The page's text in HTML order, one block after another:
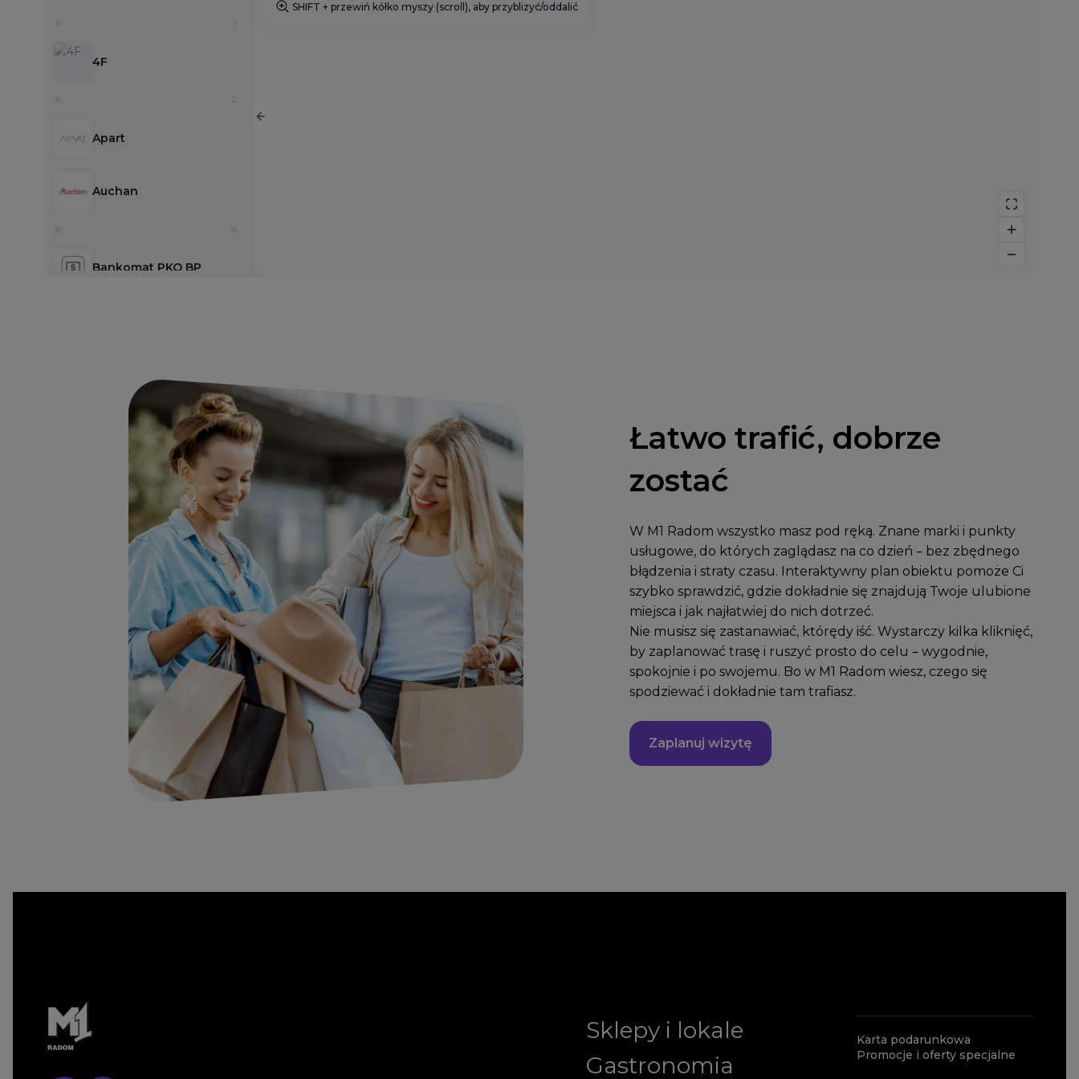
Łatwo trafić, dobrze
zostać
W M1 Radom wszystko masz pod ręką. Znane marki i punkty
usługowe, do których zaglądasz na co dzień – bez zbędnego
błądzenia i straty czasu. Interaktywny plan obiektu pomoże Ci
szybko sprawdzić, gdzie dokładnie się znajdują Twoje ulubione
miejsca i jak najłatwiej do nich dotrzeć.
Nie musisz się zastanawiać, którędy iść. Wystarczy kilka kliknięć,
by zaplanować trasę i ruszyć prosto do celu – wygodnie,
spokojnie i po swojemu. Bo w M1 Radom wiesz, czego się
spodziewać i dokładnie tam trafiasz.
Zaplanuj wizytę
Sklepy i lokale
Gastronomia
Karta podarunkowa
Promocje i oferty specjalne